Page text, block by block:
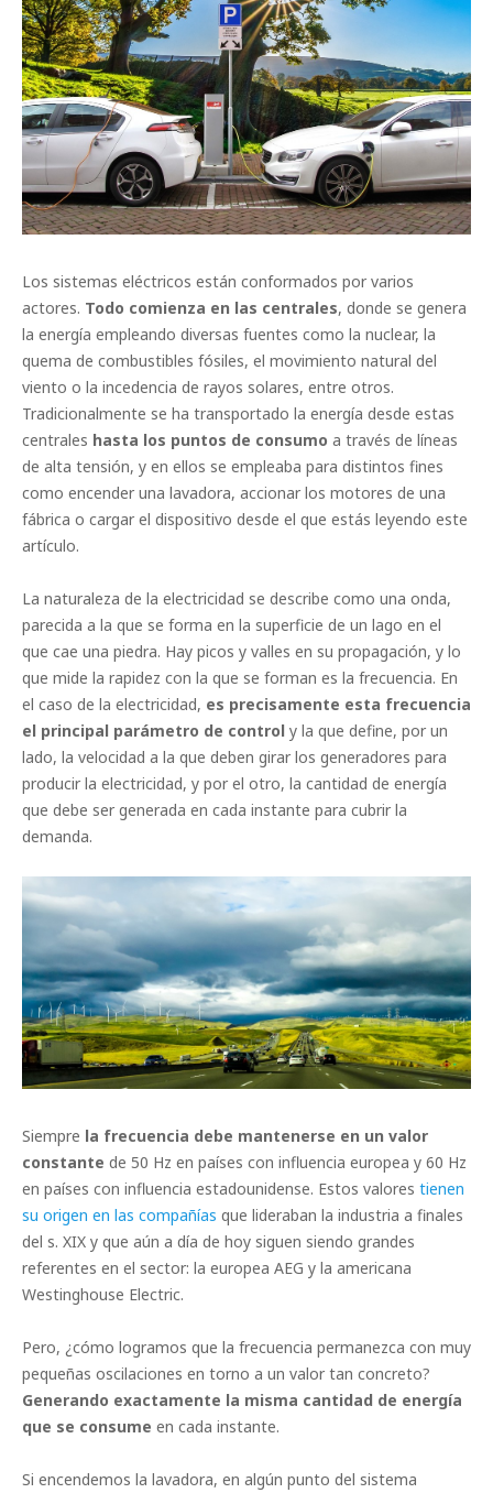
Los sistemas eléctricos están conformados por varios
actores. Todo comienza en las centrales, donde se genera
la energía empleando diversas fuentes como la nuclear, la
quema de combustibles fósiles, el movimiento natural del
viento o la incedencia de rayos solares, entre otros.
Tradicionalmente se ha transportado la energía desde estas
centrales hasta los puntos de consumo a través de líneas
de alta tensión, y en ellos se empleaba para distintos fines
como encender una lavadora, accionar los motores de una
fábrica o cargar el dispositivo desde el que estás leyendo este
artículo.
La naturaleza de la electricidad se describe como una onda,
parecida a la que se forma en la superficie de un lago en el
que cae una piedra. Hay picos y valles en su propagación, y lo
que mide la rapidez con la que se forman es la frecuencia. En
el caso de la electricidad, es precisamente esta frecuencia
el principal parámetro de control y la que define, por un
lado, la velocidad a la que deben girar los generadores para
producir la electricidad, y por el otro, la cantidad de energía
que debe ser generada en cada instante para cubrir la
demanda.
Siempre la frecuencia debe mantenerse en un valor
constante de 50 Hz en países con influencia europea y 60 Hz
en países con influencia estadounidense. Estos valores tienen
su origen en las compañías que lideraban la industria a finales
del s. XIX y que aún a día de hoy siguen siendo grandes
referentes en el sector: la europea AEG y la americana
Westinghouse Electric.
Pero, ¿cómo logramos que la frecuencia permanezca con muy
pequeñas oscilaciones en torno a un valor tan concreto?
Generando exactamente la misma cantidad de energía
que se consume en cada instante.
Si encendemos la lavadora, en algún punto del sistema